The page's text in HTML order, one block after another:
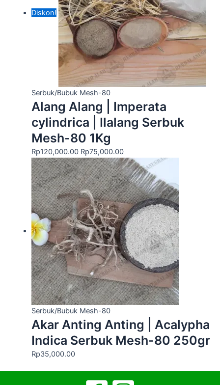
Diskon!
Serbuk/Bubuk Mesh-80
Alang Alang | Imperata
cylindrica | Ilalang Serbuk
Mesh-80 1Kg
Rp120,000.00 Rp75,000.00
Serbuk/Bubuk Mesh-80
Akar Anting Anting | Acalypha
Indica Serbuk Mesh-80 250gr
Rp35,000.00